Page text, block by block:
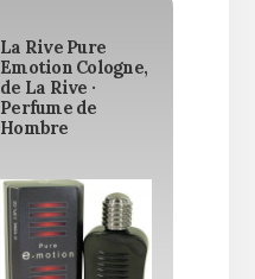
La Rive Pure
Emotion Cologne,
de La Rive ·
Perfume de
Hombre